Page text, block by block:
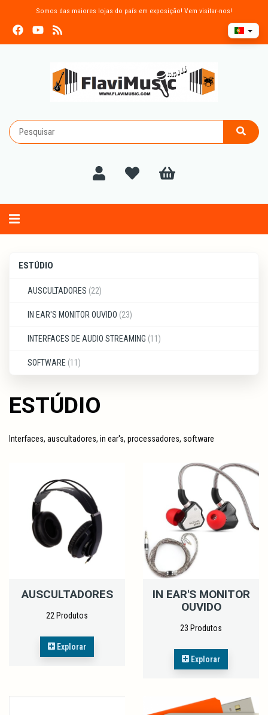
Somos das maiores lojas do país em exposição! Vem visitar-nos!
Alternar
ESTÚDIO
AUSCULTADORES (22)
IN EAR'S MONITOR OUVIDO (23)
INTERFACES DE AUDIO STREAMING (11)
SOFTWARE (11)
ESTÚDIO
Interfaces, auscultadores, in ear's, processadores, software
AUSCULTADORES
22 Produtos
Explorar
IN EAR'S MONITOR
OUVIDO
23 Produtos
Explorar